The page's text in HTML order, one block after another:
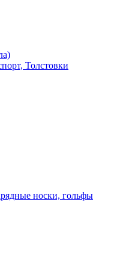
Толстовки
носки, гольфы